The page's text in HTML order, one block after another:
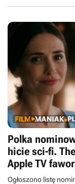
Polka
hicie sci-fi.
Apple TV
Oscarów”
Ogłoszono listę